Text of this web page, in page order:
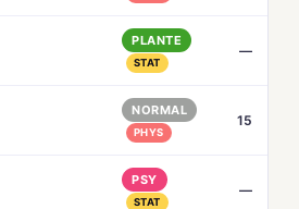
PLANTE
STAT
—
NORMAL
PHYS
15
PSY
STAT
—